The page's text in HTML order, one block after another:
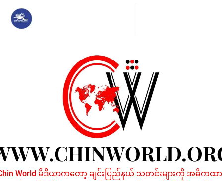
content
World မီဒီယာကတော့ ချင်းပြည်နယ် သတင်းများကို အဓိကထာ